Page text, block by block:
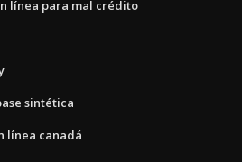
línea para mal crédito
sintética
línea canadá